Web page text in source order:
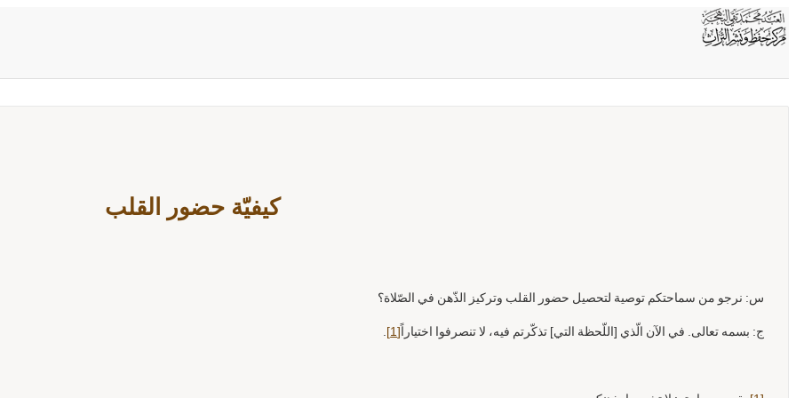
كيفيّة حضور القلب
س: نرجو من سماحتكم توصية لتحصيل حضور القلب وتركيز الذّهن في الصّلاة؟
ج: بسمه تعالى. في الآن الّذي [اللّحظة التي] تذكّرتم فيه، لا تنصرفوا اختياراً[1]